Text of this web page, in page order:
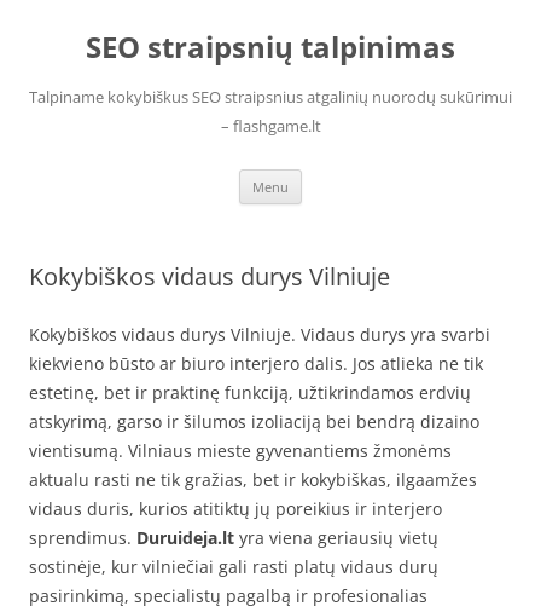
contentSEO straipsnių talpinimas
Talpiname kokybiškus SEO straipsnius atgalinių nuorodų sukūrimui
– flashgame.lt
Menu
Kokybiškos vidaus durys Vilniuje
Kokybiškos vidaus durys Vilniuje. Vidaus durys yra svarbi
kiekvieno būsto ar biuro interjero dalis. Jos atlieka ne tik
estetinę, bet ir praktinę funkciją, užtikrindamos erdvių
atskyrimą, garso ir šilumos izoliaciją bei bendrą dizaino
vientisumą. Vilniaus mieste gyvenantiems žmonėms
aktualu rasti ne tik gražias, bet ir kokybiškas, ilgaamžes
vidaus duris, kurios atitiktų jų poreikius ir interjero
sprendimus. Duruideja.lt yra viena geriausių vietų
sostinėje, kur vilniečiai gali rasti platų vidaus durų
pasirinkimą, specialistų pagalbą ir profesionalias